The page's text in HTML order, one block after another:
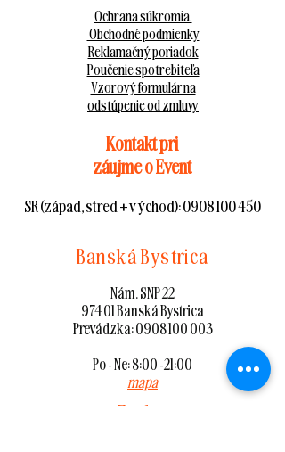
Ochrana súkromia.
Obchodné podmienky
Reklamačný poriadok
Poučenie spotrebiteľa
Vzorový formulár na
odstúpenie od zmluvy
Kontakt pri
záujme o Event
SR (západ, stred + východ):0908 100 450
Banská Bystrica
Nám. SNP 22
974 01 Banská Bystrica
Prevádzka:0908 100 003
Po - Ne: 8:00 -21:00
mapa
Zvolen